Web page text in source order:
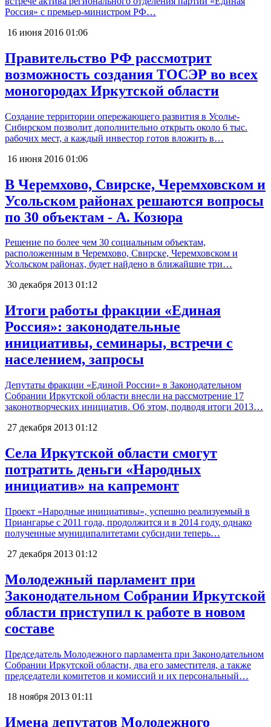
Россия» с премьер-министром РФ…
16 июня 2016 01:06
Правительство РФ рассмотрит
возможность создания ТОСЭР во всех
моногородах Иркутской области
Создание территории опережающего развития в Усолье-
Сибирском позволит дополнительно открыть около 6 тыс.
рабочих мест, а каждый инвестор готов вложить в…
16 июня 2016 01:06
В Черемхово, Свирске, Черемховском и
Усольском районах решаются вопросы
по 30 объектам - А. Козюра
Решение по более чем 30 социальным объектам,
расположенным в Черемхово, Свирске, Черемховском и
Усольском районах, будет найдено в ближайшие три…
30 декабря 2013 01:12
Итоги работы фракции «Единая
Россия»: законодательные
инициативы, семинары, встречи с
населением, запросы
Депутаты фракции «Единой России» в Законодательном
Собрании Иркутской области внесли на рассмотрение 17
законотворческих инициатив. Об этом, подводя итоги 2013…
27 декабря 2013 01:12
Села Иркутской области смогут
потратить деньги «Народных
инициатив» на капремонт
Проект «Народные инициативы», успешно реализуемый в
Приангарье с 2011 года, продолжится и в 2014 году, однако
полученные муниципалитетами субсидии теперь…
27 декабря 2013 01:12
Молодежный парламент при
Законодательном Собрании Иркутской
области приступил к работе в новом
составе
Председатель Молодежного парламента при Законодательном
Собрании Иркутской области, два его заместителя, а также
председатели комитетов и комиссий и их персональный…
18 ноября 2013 01:11
Имена депутатов Молодежного